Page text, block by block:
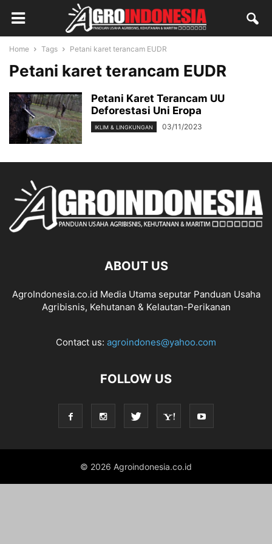
Home Tags Petani karet terancam EUDR
Petani karet terancam EUDR
Petani Karet Terancam UU
Deforestasi Uni Eropa
IKLIM & LINGKUNGAN 03/11/2023
ABOUT US
AgroIndonesia.co.id Media Utama seputar Panduan Usaha
Agribisnis, Kehutanan & Kelautan-Perikanan
Contact us: agroindones@yahoo.com
FOLLOW US
© 2026 Agroindonesia.co.id